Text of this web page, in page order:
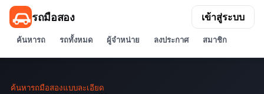
รถมือสอง
ค้นหารถ รถทั้งหมด ผู้จำหน่าย ลงประกาศ สมาชิก
เข้าสู่ระบบ
ค้นหารถมือสองแบบละเอียด